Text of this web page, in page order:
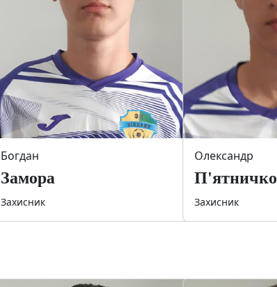
Богдан
Замора
Захисник
Олександр
П'ятничко
Захисник